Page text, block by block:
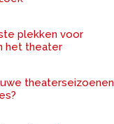
plekken voor
het theater
theaterseizoenen